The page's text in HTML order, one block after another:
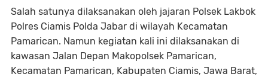
Salah satunya dilaksanakan oleh jajaran Polsek Lakbok
Polres Ciamis Polda Jabar di wilayah Kecamatan
Pamarican. Namun kegiatan kali ini dilaksanakan di
kawasan Jalan Depan Makopolsek Pamarican,
Kecamatan Pamarican, Kabupaten Ciamis, Jawa Barat,